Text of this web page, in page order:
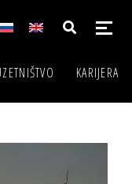
KARIJERA